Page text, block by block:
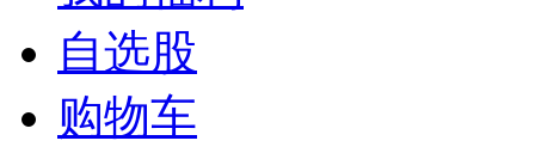
自选股
购物车